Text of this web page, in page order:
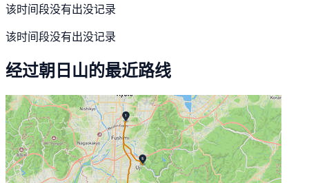
该时间段没有出没记录
该时间段没有出没记录
经过朝日山的最近路线